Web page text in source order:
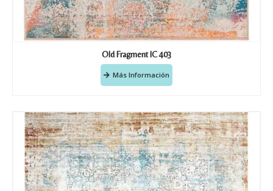
Old Fragment IC 403
Más Información